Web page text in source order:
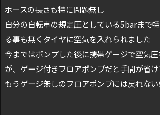
ホースの長さも特に問題無し
自分の自転車の規定圧としている5barまで
る事も無くタイヤに空気を入れられました
今まではポンプした後に携帯ゲージで空気
が、ゲージ付きフロアポンプだと手間が省
もうゲージ無しのフロアポンプには戻れない